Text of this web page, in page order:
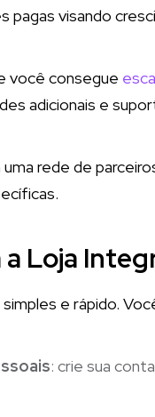
visando
você consegue
adicionais e
rede de
Loja
simples e rápido.
: crie sua